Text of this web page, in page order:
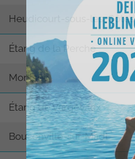
Heudicourt-sous-les-Côtes
Étang de la Perche
Montsec
Étang de Vargévaux
Bouconville-sur-Madt